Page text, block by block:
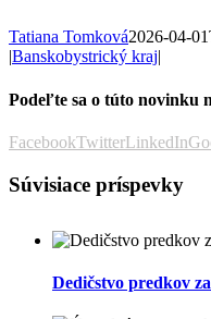
Tatiana Tomková2026-04-
|Banskobystrický kraj|
Podeľte sa o túto novinku
FacebookTwitterLinkedIn
Súvisiace príspevky
Dedičstvo predkov